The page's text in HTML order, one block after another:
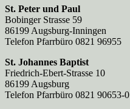
St. Peter und Paul
Bobinger Strasse 59
86199 Augsburg-Inningen
Telefon Pfarrbüro 0821 96955
St. Johannes Baptist
Friedrich-Ebert-Strasse 10
86199 Augsburg
Telefon Pfarrbüro 0821 90653-0